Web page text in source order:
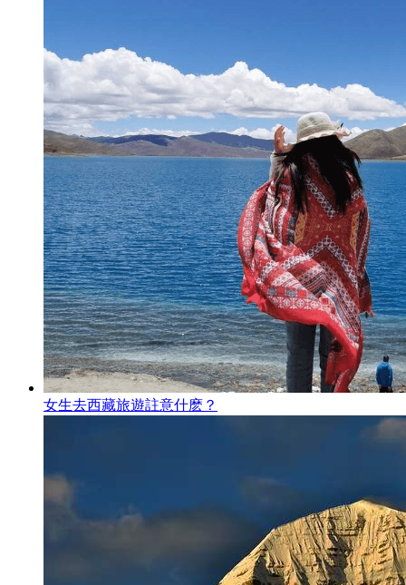
女生去西藏旅遊註意什麽？